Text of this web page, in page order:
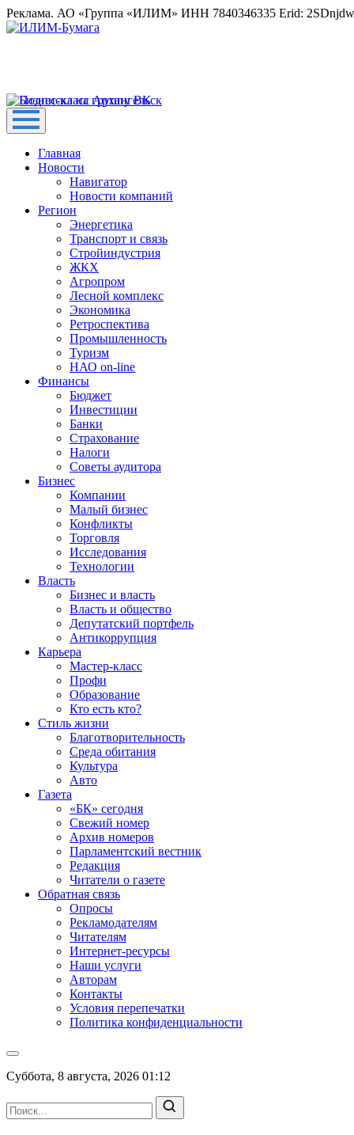
Реклама. АО «Группа «ИЛИМ» ИНН 7840346335 Erid:
Главная
Новости
Навигатор
Новости компаний
Регион
Энергетика
Транспорт и связь
Стройиндустрия
ЖКХ
Агропром
Лесной комплекс
Экономика
Ретроспектива
Промышленность
Туризм
НАО on-line
Финансы
Бюджет
Инвестиции
Банки
Страхование
Налоги
Советы аудитора
Бизнес
Компании
Малый бизнес
Конфликты
Торговля
Исследования
Технологии
Власть
Бизнес и власть
Власть и общество
Депутатский портфель
Антикоррупция
Карьера
Мастер-класс
Профи
Образование
Кто есть кто?
Стиль жизни
Благотворительность
Среда обитания
Культура
Авто
Газета
«БК» сегодня
Свежий номер
Архив номеров
Парламентский вестник
Редакция
Читатели о газете
Обратная связь
Опросы
Рекламодателям
Читателям
Интернет-ресурсы
Наши услуги
Авторам
Контакты
Условия перепечатки
Политика конфиденциальности
Суббота, 8 августа, 2026 01:12